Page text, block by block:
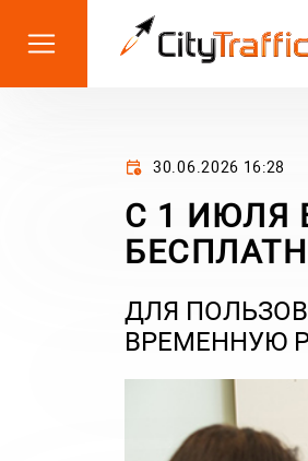
30.06.2026 16:28
С 1 ИЮЛЯ
ДЛЯ
ВРЕМЕННУЮ